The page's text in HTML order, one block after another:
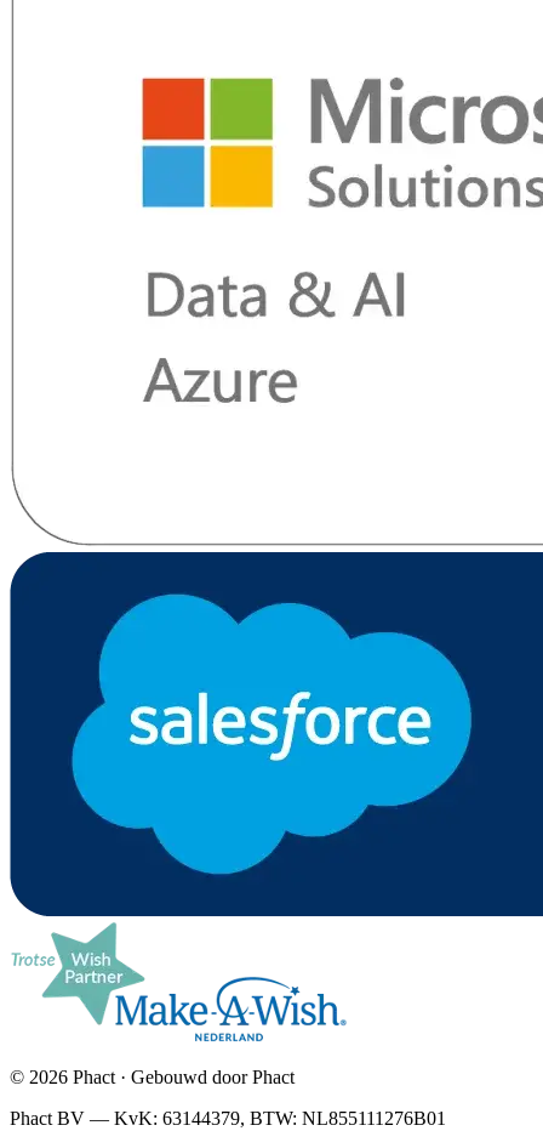
© 2026 Phact · Gebouwd door Phact
Phact BV — KvK: 63144379, BTW: NL855111276B01